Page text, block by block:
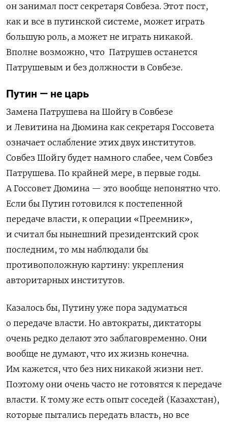
он занимал пост секретаря Совбеза. Этот пост,
как и все в путинской системе, может играть
большую роль, а может не играть никакой.
Вполне возможно, что Патрушев останется
Патрушевым и без должности в Совбезе.
Путин — не царь
Замена Патрушева на Шойгу в Совбезе
и Левитина на Дюмина как секретаря Госсовета
означает ослабление этих двух институтов.
Совбез Шойгу будет намного слабее, чем Совбез
Патрушева. По крайней мере, в первые годы.
А Госсовет Дюмина — это вообще непонятно что.
Если бы Путин готовился к постепенной
передаче власти, к операции «Преемник»,
и считал бы нынешний президентский срок
последним, то мы наблюдали бы
противоположную картину: укрепления
авторитарных институтов.
Казалось бы, Путину уже пора задуматься
о передаче власти. Но автократы, диктаторы
очень редко делают это заблаговременно. Они
вообще не думают, что их жизнь конечна.
Им кажется, что без них никакой жизни нет.
Поэтому они очень часто не готовятся к передаче
власти. К тому же есть опыт соседей (Казахстан),
которые пытались передать власть, но все